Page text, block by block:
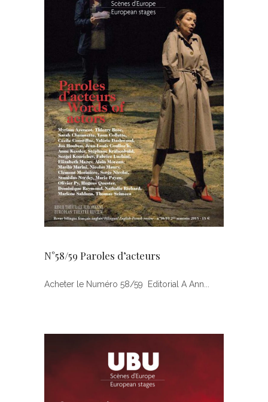
N°58/59 Paroles d’acteurs
Acheter le Numéro 58/59 Editorial A Ann